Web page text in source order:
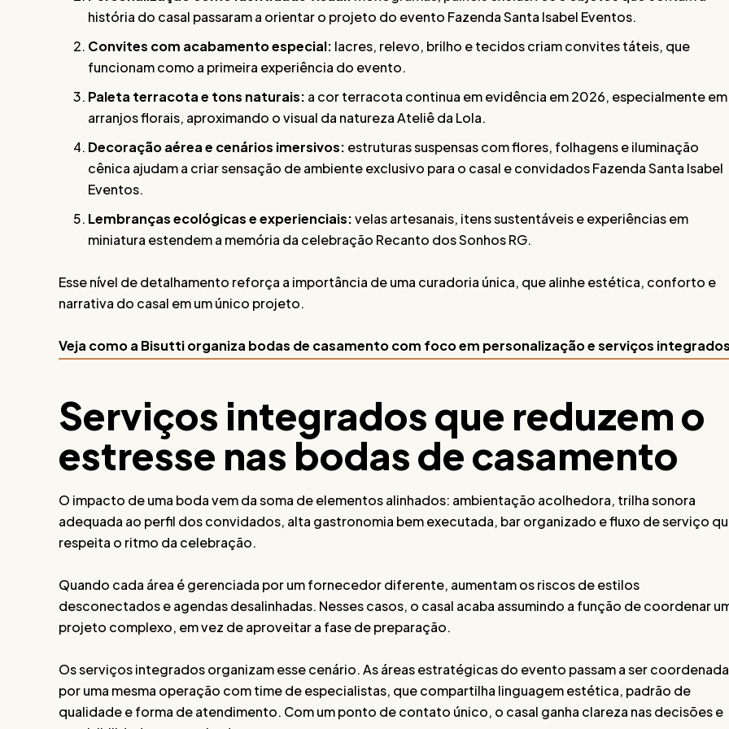
história do casal passaram a orientar o projeto do evento Fazenda Santa Isabel Eventos.
Convites com acabamento especial: lacres, relevo, brilho e tecidos criam convites táteis, que
funcionam como a primeira experiência do evento.
Paleta terracota e tons naturais: a cor terracota continua em evidência em 2026, especialmente em
arranjos florais, aproximando o visual da natureza Ateliê da Lola.
Decoração aérea e cenários imersivos: estruturas suspensas com flores, folhagens e iluminação
cênica ajudam a criar sensação de ambiente exclusivo para o casal e convidados Fazenda Santa Isabel
Eventos.
Lembranças ecológicas e experienciais:velas artesanais, itens sustentáveis e experiências em
miniatura estendem a memória da celebração Recanto dos Sonhos RG.
Esse nível de detalhamento reforça a importância de uma curadoria única, que alinhe estética, conforto e
narrativa do casal em um único projeto.
Veja como a Bisutti organiza bodas de casamento com foco em personalização e serviços
Serviços integrados que reduzem o
estresse nas bodas de casamento
O impacto de uma boda vem da soma de elementos alinhados: ambientação acolhedora, trilha sonora
adequada ao perfil dos convidados, alta gastronomia bem executada, bar organizado e fluxo de serviço
respeita o ritmo da celebração.
Quando cada área é gerenciada por um fornecedor diferente, aumentam os riscos de estilos
desconectados e agendas desalinhadas. Nesses casos, o casal acaba assumindo a função de coordenar
projeto complexo, em vez de aproveitar a fase de preparação.
Os serviços integrados organizam esse cenário. As áreas estratégicas do evento passam a ser
por uma mesma operação com time de especialistas, que compartilha linguagem estética, padrão de
qualidade e forma de atendimento. Com um ponto de contato único, o casal ganha clareza nas decisões e